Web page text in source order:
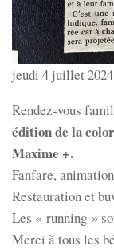
jeudi 4 juillet
Rendez-vous
édition de la
Maxime +.
Fanfare,
Restauration et
Les « running »
Merci à tous les